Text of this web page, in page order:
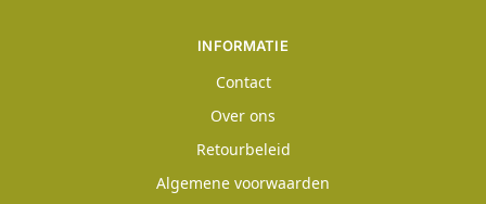
INFORMATIE
Contact
Over ons
Retourbeleid
Algemene voorwaarden